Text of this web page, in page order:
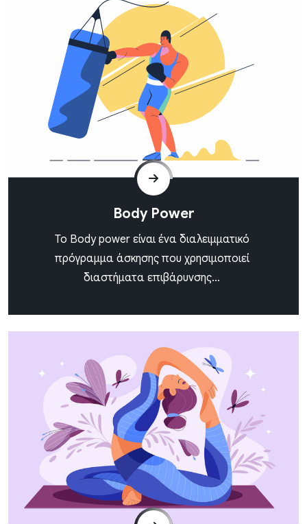
Body Power
Το Body power είναι ένα διαλειμματικό
πρόγραμμα άσκησης που χρησιμοποιεί
διαστήματα επιβάρυνσης...